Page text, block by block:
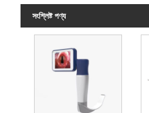
সংশ্লিষ্ট পণ্য